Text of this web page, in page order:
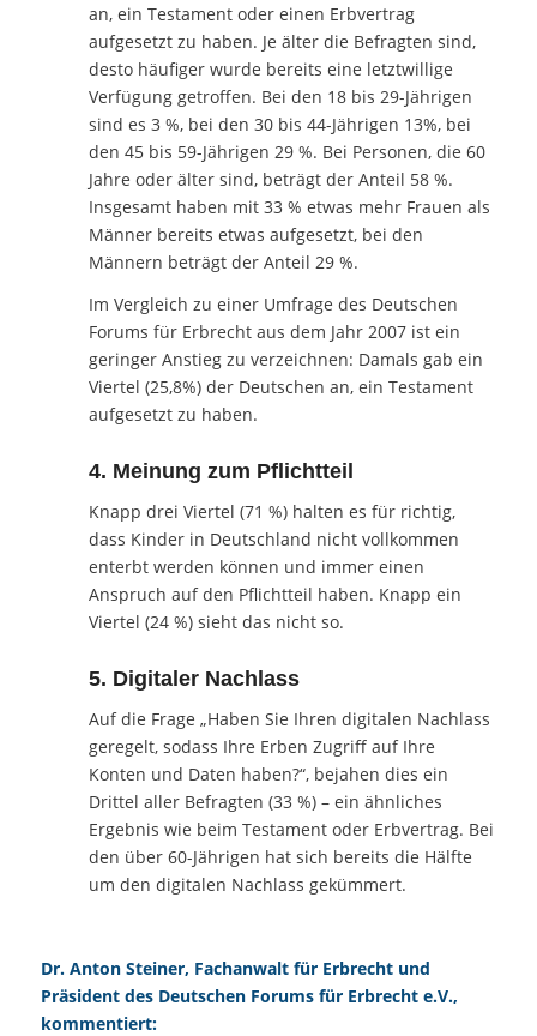
an, ein Testament oder einen Erbvertrag
aufgesetzt zu haben. Je älter die Befragten sind,
desto häufiger wurde bereits eine letztwillige
Verfügung getroffen. Bei den 18 bis 29-Jährigen
sind es 3 %, bei den 30 bis 44-Jährigen 13%, bei
den 45 bis 59-Jährigen 29 %. Bei Personen, die 60
Jahre oder älter sind, beträgt der Anteil 58 %.
Insgesamt haben mit 33 % etwas mehr Frauen als
Männer bereits etwas aufgesetzt, bei den
Männern beträgt der Anteil 29 %.
Im Vergleich zu einer Umfrage des Deutschen
Forums für Erbrecht aus dem Jahr 2007 ist ein
geringer Anstieg zu verzeichnen: Damals gab ein
Viertel (25,8%) der Deutschen an, ein Testament
aufgesetzt zu haben.
4. Meinung zum Pflichtteil
Knapp drei Viertel (71 %) halten es für richtig,
dass Kinder in Deutschland nicht vollkommen
enterbt werden können und immer einen
Anspruch auf den Pflichtteil haben. Knapp ein
Viertel (24 %) sieht das nicht so.
5. Digitaler Nachlass
Auf die Frage „Haben Sie Ihren digitalen Nachlass
geregelt, sodass Ihre Erben Zugriff auf Ihre
Konten und Daten haben?“, bejahen dies ein
Drittel aller Befragten (33 %) – ein ähnliches
Ergebnis wie beim Testament oder Erbvertrag. Bei
den über 60-Jährigen hat sich bereits die Hälfte
um den digitalen Nachlass gekümmert.
Dr. Anton Steiner, Fachanwalt für Erbrecht und
Präsident des Deutschen Forums für Erbrecht e.V.,
kommentiert: